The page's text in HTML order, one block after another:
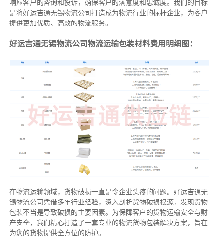
响应客户的咨询和投诉，确保客户的满意度和忠诚度。我们的目标
是将好运吉通无锡物流公司打造成为物流行业的标杆企业，为客户
提供更加优质、高效的物流服务。
好运吉通无锡物流公司物流运输包装材料费用明细图：
在物流运输领域，货物破损一直是令企业头疼的问题。好运吉通无
锡物流公司凭借多年行业经验，深入剖析货物破损根源，发现货物
包装不当是导致破损的主要因素。为保障客户的货物运输安全与财
产安全，我们精心打造了一套专业的物流货物包装解决方案，旨在
为您的货物提供全方位的防护。